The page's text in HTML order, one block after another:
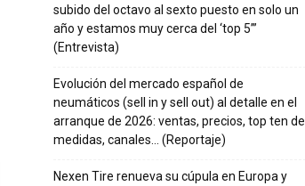
subido del octavo al sexto puesto en solo un
año y estamos muy cerca del ‘top 5’”
(Entrevista)
Evolución del mercado español de
neumáticos (sell in y sell out) al detalle en el
arranque de 2026: ventas, precios, top ten de
medidas, canales… (Reportaje)
Nexen Tire renueva su cúpula en Europa y